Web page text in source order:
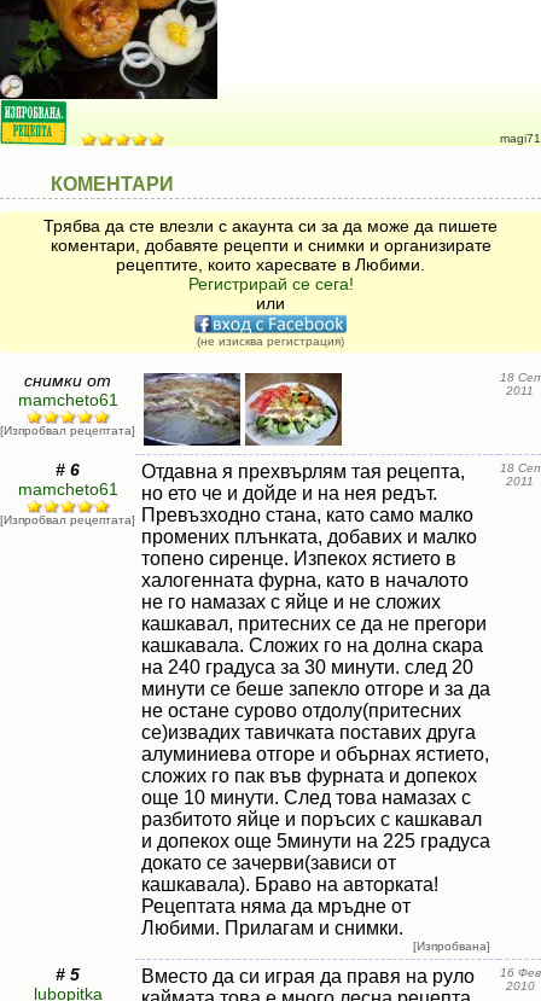
magi71
КОМЕНТАРИ
Трябва да сте влезли с акаунта си за да може да пишете
коментари, добавяте рецепти и снимки и организирате
рецептите, които харесвате в Любими.
Регистрирай се сега!
или
(не изисква регистрация)
снимки от
mamcheto61
[Изпробвал рецептата]
18 Сеп
2011
# 6
mamcheto61
[Изпробвал рецептата]
Отдавна я прехвърлям тая рецепта,
но ето че и дойде и на нея редът.
Превъзходно стана, като само малко
промених плънката, добавих и малко
топено сиренце. Изпекох ястието в
халогенната фурна, като в началото
не го намазах с яйце и не сложих
кашкавал, притесних се да не прегори
кашкавала. Сложих го на долна скара
на 240 градуса за 30 минути. след 20
минути се беше запекло отгоре и за да
не остане сурово отдолу(притесних
се)извадих тавичката поставих друга
алуминиева отгоре и обърнах ястието,
сложих го пак във фурната и допекох
още 10 минути. След това намазах с
разбитото яйце и поръсих с кашкавал
и допекох още 5минути на 225 градуса
докато се зачерви(зависи от
кашкавала). Браво на авторката!
Рецептата няма да мръдне от
Любими. Прилагам и снимки.
[Изпробвана]
18 Сеп
2011
# 5
lubopitka
Вместо да си играя да правя на руло
16 Фев
2010